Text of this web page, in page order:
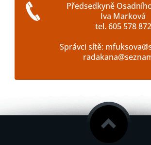
Předsedkyně
Iva Marková
tel. 605 578 872
Správci sítě: